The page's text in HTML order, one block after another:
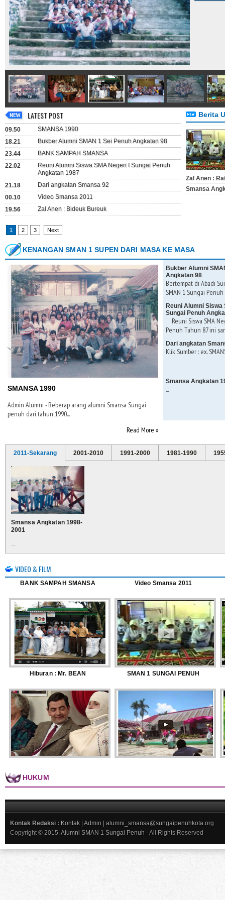
LATEST POST
09.50
SMANSA 1990
18.21
Bukber Alumni SMAN 1 Sei Penuh Angkatan 98
23.44
BANK SAMPAH SMANSA
22.02
Reuni Alumni Siswa SMA Negeri I Sungai Penuh
Angkatan 1987
21.18
Dari angkatan Smansa 92
00.10
Video Smansa 2011
19.56
Zal Anen : Bideuk Bureuk
1 2 3 Next
Berita
Zal Anen :
Smansa
KENANGAN SMAN 1 SUPEN DARI MASA KE MASA
SMANSA 1990
Admin Alumni - Beberap arang alumni Smansa Sungai
penuh dari tahun 1990...
Read More »
Bukber Alumni
Angkatan 98
Bertempat di Abadi
SMAN 1 Sungai
Reuni Alumni Siswa
Sungai Penuh
Reuni Siswa SMA
Penuh Tahun 87 ini
Dari angkatan
Klik Sumber : ex.
Smansa Angkatan
...
2011-Sekarang 2001-2010 1991-2000 1981-1990
Smansa Angkatan 1998-
2001
...
VIDEO & FILM
BANK SAMPAH SMANSA Video Smansa 2011
Hiburan : Mr. BEAN SMAN 1 SUNGAI PENUH
HUKUM
Kontak Redaksi : Kontak Admin
alumni_smansa@sungaipenuhkota.org
Copyright © 2015.Alumni SMAN 1 Sungai Penuh - All Rights Reserved